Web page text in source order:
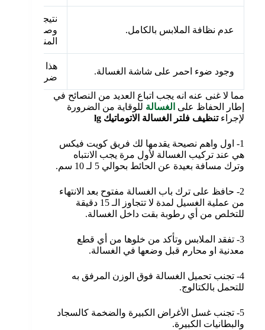
عدم نظافة الملابس بالكامل.
نتيجة
وصول تدفق
المنظفات الى
وجود ضوء احمر على شاشة الغسالة.
هذا الضوء هو
ضرورة تنظيف
مما لا غنى عنه انه يجب اتباع العديد من النصائح في
إطار الحفاظ على الغسالة للوقاية من الضرورة
لإجراءتنظيف فلتر الغسالة الاتوماتيك lg
1- اول واهم نصيحة يقدمها لك فريق كويت فيكس
هي عند تركيب الغسالة لأول مرة يجب الانتباه
وترك مسافة بعيدة عن الحائط بحوالي 5 لـ 10 سم.
2- حافظ على ترك باب الغسالة مفتوح بعد الانتهاء
من عملية الغسيل لمدة لا تتجاوز الـ 15 دقيقة
للتخلص من أي رطوبة بقت داخل الغسالة.
3- تفقد الملابس وتأكد من خلوها من أي قطع
معدنية او محارم قبل وضعها في الغسالة.
4- تجنب تحميل الغسالة فوق الوزن المرفق به
للتحمل بالكتالوج.
5- تجنب غسل الأغراض الكبيرة والضخمة كالسجاد
والبطانيات الكبيرة.